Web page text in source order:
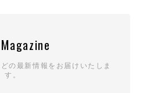
の最新情報をお届けいたしま
す。